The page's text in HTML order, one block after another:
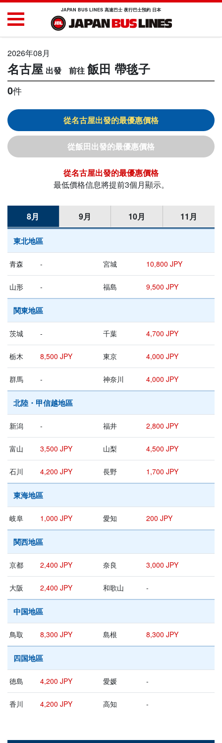
JAPAN BUS LINES 高速巴士 夜行巴士預約 日本
2026年08月
名古屋 飯田 帶毯子
0件
名古屋
飯田
名古屋
最低價格信息將提前3個月顯示。
8月 9月 10月 11月
東北地區
青森 - 宮城 10,800 JPY
山形 - 福島 9,500 JPY
関東地區
茨城 - 千葉 4,700 JPY
栃木 8,500 JPY 東京 4,000 JPY
群馬 - 神奈川 4,000 JPY
北陸・甲信越地區
新潟 - 福井 2,800 JPY
富山 3,500 JPY 山梨 4,500 JPY
石川 4,200 JPY 長野 1,700 JPY
東海地區
岐阜 1,000 JPY 愛知 200 JPY
関西地區
京都 2,400 JPY 奈良 3,000 JPY
大阪 2,400 JPY 和歌山 -
中国地區
鳥取 8,300 JPY 島根 8,300 JPY
四国地區
徳島 4,200 JPY 愛媛 -
香川 4,200 JPY 高知 -